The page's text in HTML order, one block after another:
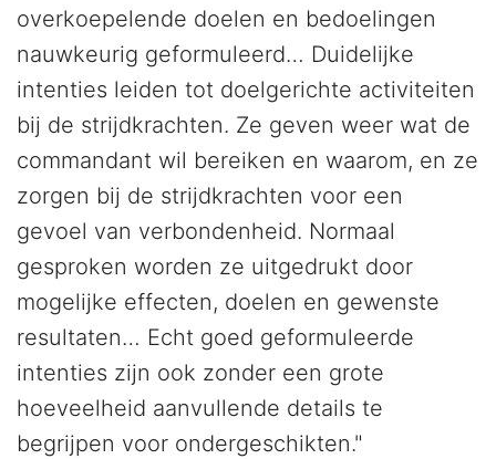
overkoepelende doelen en bedoelingen
nauwkeurig geformuleerd… Duidelijke
intenties leiden tot doelgerichte activiteiten
bij de strijdkrachten. Ze geven weer wat de
commandant wil bereiken en waarom, en ze
zorgen bij de strijdkrachten voor een
gevoel van verbondenheid. Normaal
gesproken worden ze uitgedrukt door
mogelijke effecten, doelen en gewenste
resultaten… Echt goed geformuleerde
intenties zijn ook zonder een grote
hoeveelheid aanvullende details te
begrijpen voor ondergeschikten."